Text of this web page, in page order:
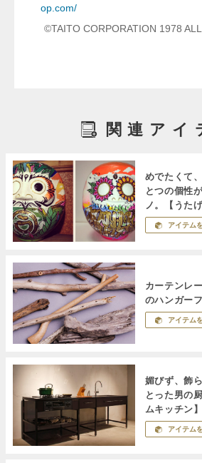
op.com/
©TAITO CORPORATION 1978
関連アイ
めでたくて
とつの個性
ノ。【うた
アイテム
カーテンレ
のハンガー
アイテム
媚びず、飾
とった男の
ムキッチン】
アイテム